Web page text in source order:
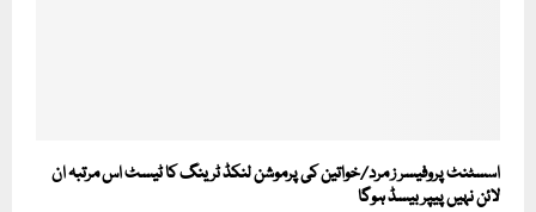
اسسٹنٹ پروفیسر ز مرد/خواتین کی پرموشن لنکڈ ٹرینگ کا ٹیسٹ اس مرتبہ ان
لائن نہیں پیپر بیسڈ ہوگا